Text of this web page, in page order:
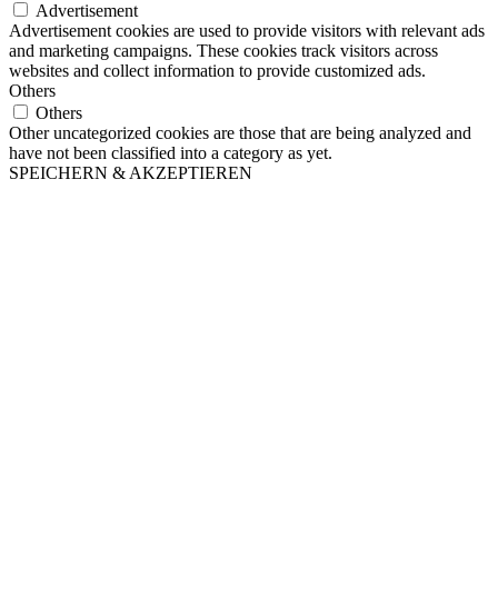
Advertisement
Advertisement cookies are used to provide visitors with relevant ads
and marketing campaigns. These cookies track visitors across
websites and collect information to provide customized ads.
Others
Others
Other uncategorized cookies are those that are being analyzed and
have not been classified into a category as yet.
SPEICHERN & AKZEPTIEREN